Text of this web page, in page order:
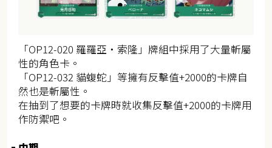
「OP12-020 羅羅亞・索隆」牌組中採用了大量斬屬
性的角色卡。
「OP12-032 貓蝮蛇」等擁有反擊值+2000的卡牌自
然也是斬屬性。
在抽到了想要的卡牌時就收集反擊值+2000的卡牌用
作防禦吧。